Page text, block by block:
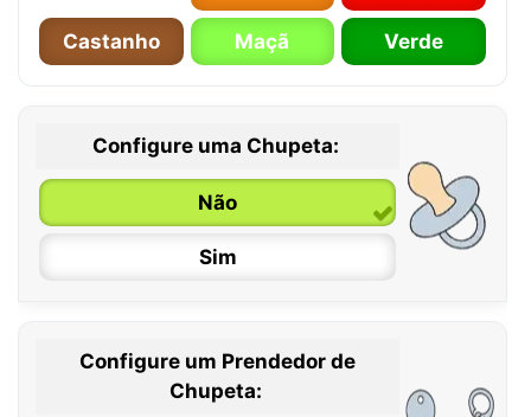
Castanho Maçã Verde
Configure uma Chupeta:
Não
Sim
0 / 6 meses
Configure um Prendedor de
Chupeta: